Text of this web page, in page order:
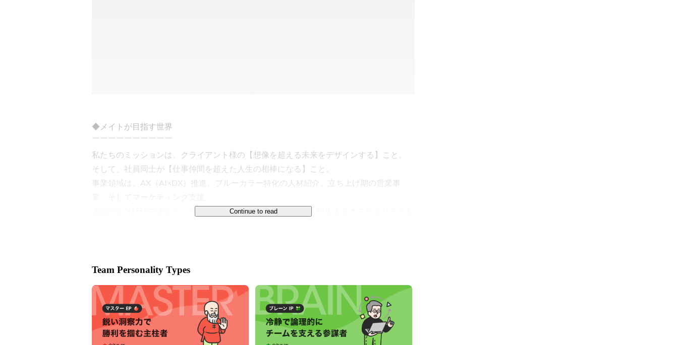
◆メイトが目指す世界
￣￣￣￣￣￣￣￣￣￣
私たちのミッションは、クライアント様の【想像を超える未来をデザインする】こと。
そして、社員同士が【仕事仲間を超えた人生の相棒になる】こと。
事業領域は、AX（AI×DX）推進、ブルーカラー特化の人材紹介、立ち上げ期の営業事
表面的な"代行"ではなく、クライアント様の一歩先まで考え、伴走するホスピタリティを
◆展開しているサービス
■ DX MATE（AX：AI×DX推進事業）
"人が増えないと拡大できない"事業モデルから、クライアント様を解放する事業です。
業種を問わず、バックオフィスから現場業務まで深く入り込み、最新の各種生成AIを最大
限に活用した業務効率化と本質的な課題解決を実現します。
Continue to read
Team Personality Types